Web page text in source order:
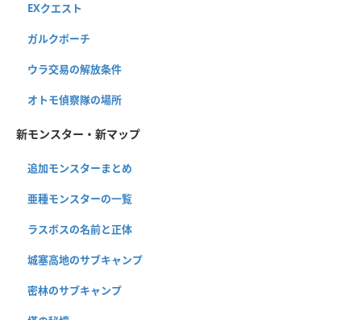
EXクエスト
ガルクポーチ
ウラ交易の解放条件
オトモ偵察隊の場所
新モンスター・新マップ
追加モンスターまとめ
亜種モンスターの一覧
ラスボスの名前と正体
城塞高地のサブキャンプ
密林のサブキャンプ